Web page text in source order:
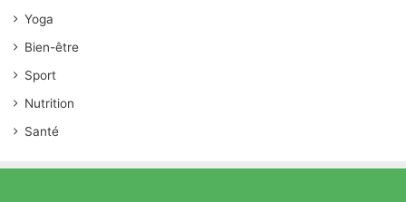
Yoga
Bien-être
Sport
Nutrition
Santé